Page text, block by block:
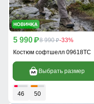
5 990 p8 990 p-33%
Костюм софтшелл 09618TC
Выбрать размер
46 50